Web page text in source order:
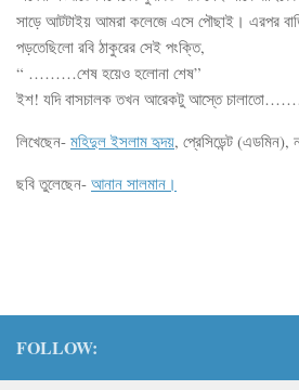
সাড়ে আটটাইয় আমরা কলেজে এসে পৌছাই। এরপর
পড়তেছিলো রবি ঠাকুরের সেই পংক্তি,
“ ………শেষ হয়েও হলোনা শেষ”
ইশ! যদি বাসচালক তখন আরেকটু আস্তে
লিখেছেন- মহিদুল ইসলাম হৃদয়, প্রেসিডেন্ট (এডমিন),
ছবি তুলেছেন- আনান সালমান।
FOLLOW: